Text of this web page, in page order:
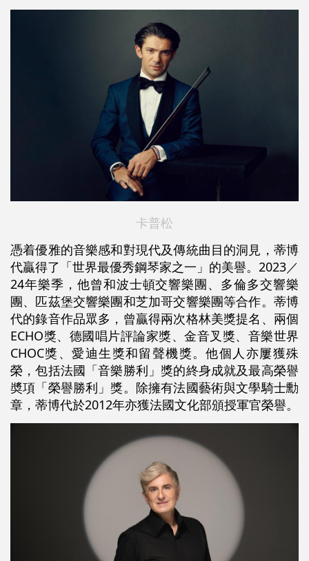
卡普松
憑着優雅的音樂感和對現代及傳統曲目的洞見，蒂博
代贏得了「世界最優秀鋼琴家之一」的美譽。2023／
24年樂季，他曾和波士頓交響樂團、多倫多交響樂
團、匹茲堡交響樂團和芝加哥交響樂團等合作。蒂博
代的錄音作品眾多，曾贏得兩次格林美獎提名、兩個
ECHO獎、德國唱片評論家獎、金音叉獎、音樂世界
CHOC獎、愛迪生獎和留聲機獎。他個人亦屢獲殊
榮，包括法國「音樂勝利」獎的終身成就及最高榮譽
奬項「榮譽勝利」獎。除擁有法國藝術與文學騎士勳
章，蒂博代於2012年亦獲法國文化部頒授軍官榮譽。